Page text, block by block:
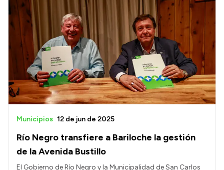
Transparencia
Presupuesto
Boletín Oficial
Compras y licitaciones
Consulta de expedientes
Convocatorias
Intranet
Río Negro transfiere a Bariloche la gestión
de la Avenida Bustillo
Municipios 12 de jun de 2025
El Gobierno de Río Negro y la Municipalidad de San Carlos